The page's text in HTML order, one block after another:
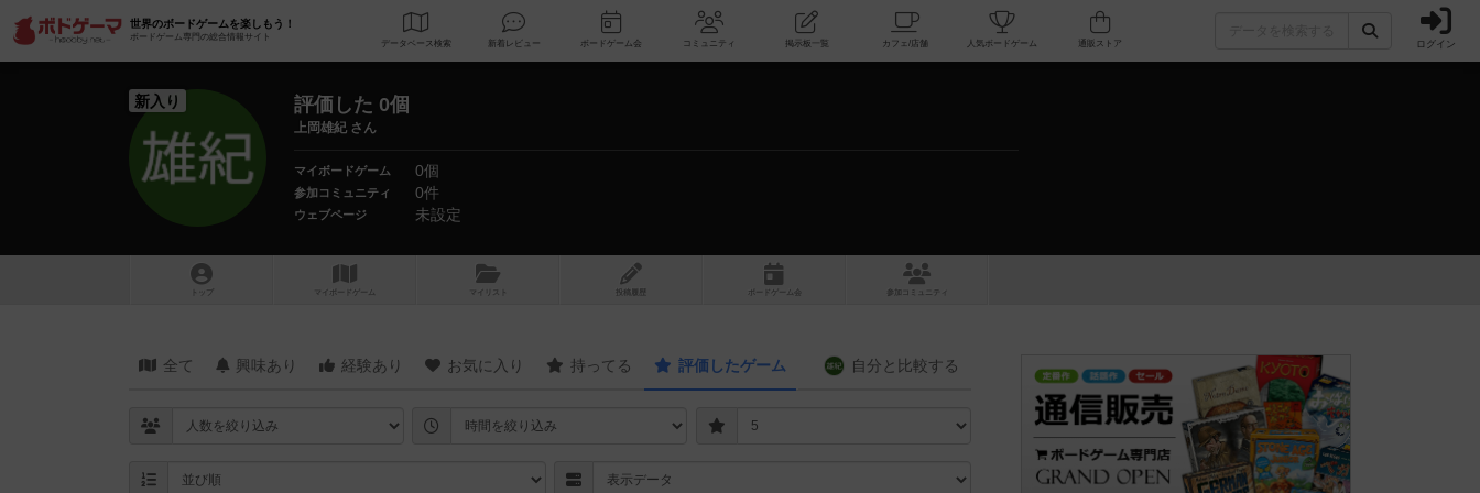
世界のボードゲームを楽しもう！
ボードゲーム専門の総合情報サイト
データベース 検索 新着レビュー ボードゲーム会 コミュニティ 掲示板一覧 カフェ/店舗 人気ボードゲーム ログイン
新入り 評価した 0個
上岡雄紀 さん
マイボードゲーム 0個
参加コミュニティ 0件
ウェブページ 未設定
トップ マイボードゲーム マイリスト 投稿履歴 ボ ドゲ ーム コミュニティ
全て 興味あり 経験あり お気に入り 持ってる 評価したゲーム 自分と 比較する